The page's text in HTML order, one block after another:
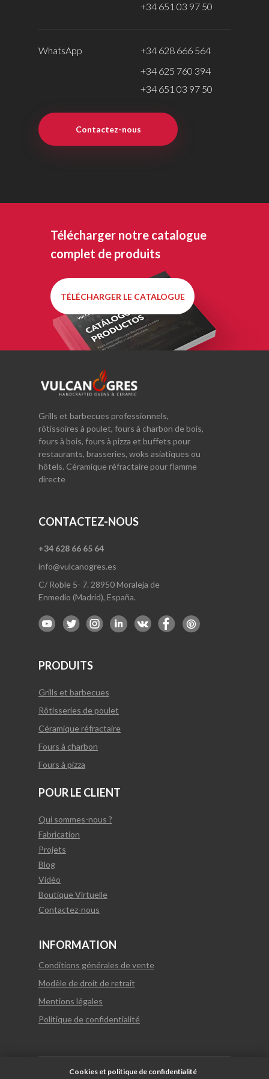
Contactez-nous
+34 628 666 564
WhatsApp
+34 625 760 394
+34 651 03 97 50
+34 651 03 97 50
Télécharger notre catalogue
complet de produits
TÉLÉCHARGER LE CATALOGUE
Grills et barbecues professionnels,
rôtissoires à poulet, fours à charbon de bois,
fours à bois, fours à pizza et buffets pour
restaurants, brasseries, woks asiatiques ou
hôtels. Céramique réfractaire pour flamme
directe
Grills et barbecues
Rôtisseries de poulet
Céramique réfractaire
Fours à charbon
PRODUITS
Fours à pizza
© 2021 Vulcano Gres tous droits réservés
Politique de confidentialité
Qui sommes-nous ?
Fabrication
Projets
Blog
POUR LE CLIENT
Vidéo
+34 628 66 65 64
info@vulcanogres.es
C/ Roble 5- 7. 28950 Moraleja de
Enmedio (Madrid), España.
CONTACTEZ-NOUS
Boutique Virtuelle
Mentions légales
Modèle de droit de retrait
Conditions générales de vente
INFORMATION
Contactez-nous
Cookies et politique de confidentialité